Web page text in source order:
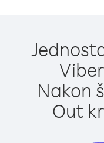
Nakon
Out